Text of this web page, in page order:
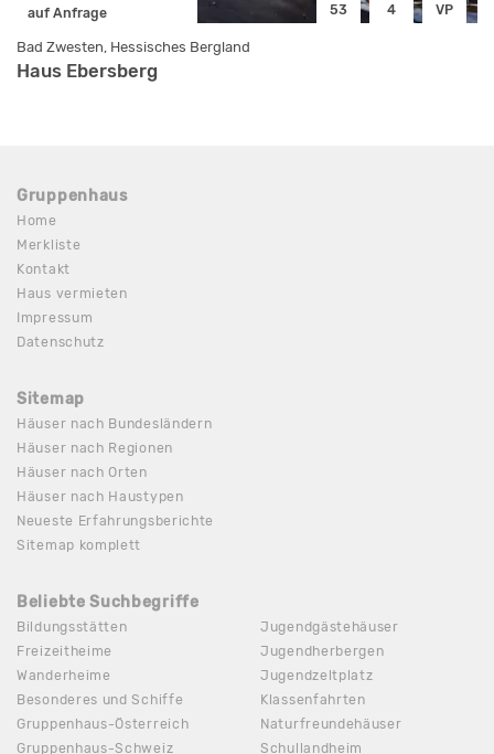
auf Anfrage 53 4 VP
Bad Zwesten, Hessisches Bergland
Haus Ebersberg
Gruppenhaus
Home
Merkliste
Kontakt
Haus vermieten
Impressum
Datenschutz
Sitemap
Häuser nach Bundesländern
Häuser nach Regionen
Häuser nach Orten
Häuser nach Haustypen
Neueste Erfahrungsberichte
Sitemap komplett
Beliebte Suchbegriffe
Bildungsstätten
Freizeitheime
Wanderheime
Besonderes und Schiffe
Gruppenhaus-Österreich
Gruppenhaus-Schweiz
Jugendgästehäuser
Jugendherbergen
Jugendzeltplatz
Klassenfahrten
Naturfreundehäuser
Schullandheim